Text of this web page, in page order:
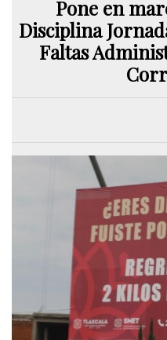
Pone en
Disciplina
Faltas